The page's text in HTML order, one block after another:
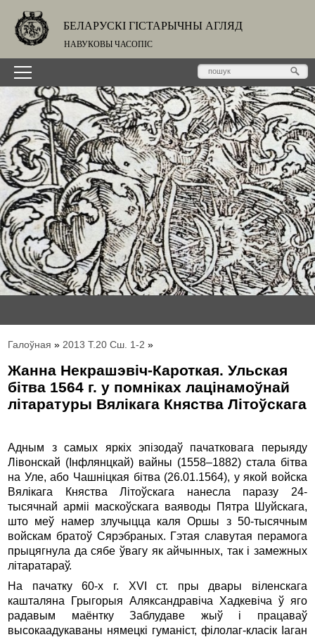
БЕЛАРУСКІ ГІСТАРЫЧНЫ АГЛЯД
НАВУКОВЫ ЧАСОПІС
Галоўная » 2013 Т.20 Сш. 1-2 »
Жанна Некрашэвіч-Кароткая. Ульская
бітва 1564 г. у помніках лацінамоўнай
літаратуры Вялікага Княства Літоўскага
Адным з самых яркіх эпізодаў пачатковага перыяду
Лівонскай (Інфлянцкай) вайны (1558–1882) стала бітва
на Уле, або Чашніцкая бітва (26.01.1564), у якой войска
Вялікага Княства Літоўскага нанесла паразу 24-
тысячнай арміі маскоўскага ваяводы Пятра Шуйскага,
што меў намер злучыцца каля Оршы з 50-тысячным
войскам братоў Сярэбраных. Гэтая славутая перамога
прыцягнула да сябе ўвагу як айчынных, так і замежных
літаратараў.
На пачатку 60-х г. XVI ст. пры двары віленскага
кашталяна Грыгорыя Аляксандравіча Хадкевіча ў яго
радавым маёнтку Заблудаве жыў і працаваў
высокаадукаваны нямецкі гуманіст, філолаг-класік Іаган